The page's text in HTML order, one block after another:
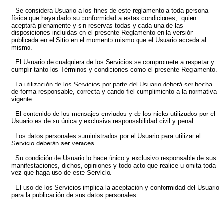
Se considera Usuario a los fines de este reglamento a toda persona
física que haya dado su conformidad a estas condiciones, quien
aceptará plenamente y sin reservas todas y cada una de las
disposiciones incluidas en el presente Reglamento en la versión
publicada en el Sitio en el momento mismo que el Usuario acceda al
mismo.
El Usuario de cualquiera de los Servicios se compromete a respetar y
cumplir tanto los Términos y condiciones como el presente Reglamento.
La utilización de los Servicios por parte del Usuario deberá ser hecha
de forma responsable, correcta y dando fiel cumplimiento a la normativa
vigente.
El contenido de los mensajes enviados y de los nicks utilizados por el
Usuario es de su única y exclusiva responsabilidad civil y penal.
Los datos personales suministrados por el Usuario para utilizar el
Servicio deberán ser veraces.
Su condición de Usuario lo hace único y exclusivo responsable de sus
manifestaciones, dichos, opiniones y todo acto que realice u omita toda
vez que haga uso de este Servicio.
El uso de los Servicios implica la aceptación y conformidad del Usuario
para la publicación de sus datos personales.